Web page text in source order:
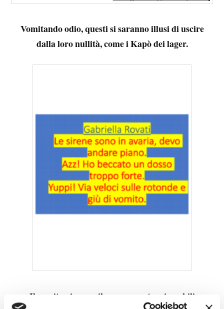
Vomitando odio, questi si saranno illusi di uscire
dalla loro nullità, come i Kapò dei lager.
Il vomito viene a rileggere queste miserabili